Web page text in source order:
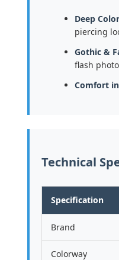
Deep
piercing
Gothic &
flash
Comfort
Technical
Specification
Brand
Colorway